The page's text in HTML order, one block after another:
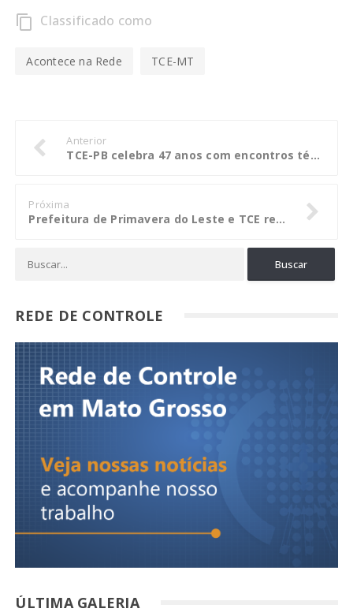
content_copy Classificado como
Acontece na Rede TCE-MT
Anterior
TCE-PB celebra 47 anos com encontros técnicos, palestras e exposições
Próxima
Prefeitura de Primavera do Leste e TCE retomam ações de projeto de estímulo ao controle social
REDE DE CONTROLE
ÚLTIMA GALERIA